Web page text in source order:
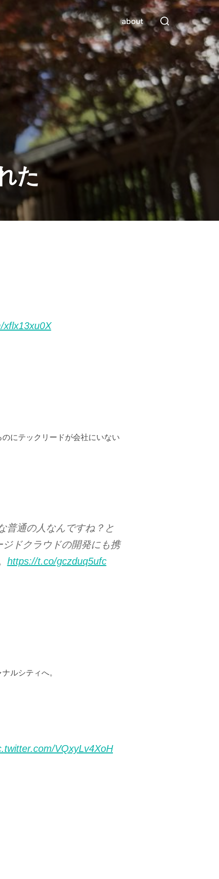
about
検
索
象:
た
xflx13xu0X
にテックリードが会社にいない
普通の人なんですね？と
ドクラウドの開発にも携
https://t.co/gczduq5ufc
ルシティへ。
VQxyLv4XoH